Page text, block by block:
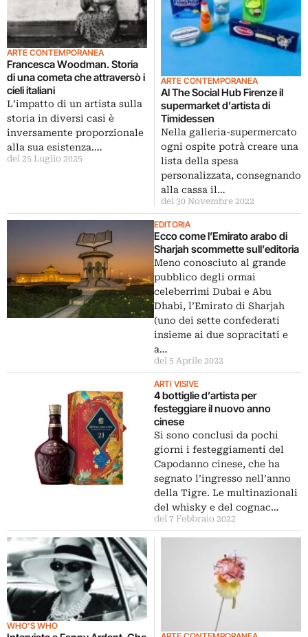
ARTE CONTEMPORANEA
Francesca Woodman. Storia
di una cometa che attraversò i
cieli italiani
L’impatto di un artista sulla
storia in diversi casi è
inversamente proporzionale
alla sua esistenza.…
del 25 Luglio 2025
ARTE CONTEMPORANEA
Al The Social Hub Firenze il
supermarket d’artista di
Timidessen
Nella galleria-supermercato
ogni ospite potrà creare una
lista della spesa
personalizzata, consegnando
alla cassa il…
del 30 Novembre 2022
EDITORIA
Ecco come l’Emirato arabo di
Sharjah scommette sull’editoria
Meno conosciuto al grande
pubblico degli ormai
celeberrimi Dubai e Abu
Dhabi, l’Emirato di Sharjah
(uno dei sette confederati
insieme ai due sopracitati e
a…
del 5 Aprile 2022
ARTI VISIVE
4 bottiglie d’artista per
festeggiare il nuovo anno
cinese
Si sono conclusi da pochi
giorni i festeggiamenti del
Capodanno cinese, che ha
segnato l’ingresso nell’anno
della Tigre. Le multinazionali
del whisky e del cognac…
del 7 Febbraio 2022
WHO'S WHO